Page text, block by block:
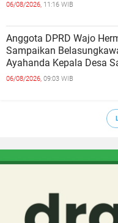
06/08/2026, 11:16 WIB
Anggota DPRD Wajo
Sampaikan
Ayahanda Kepala Desa
06/08/2026, 09:03 WIB